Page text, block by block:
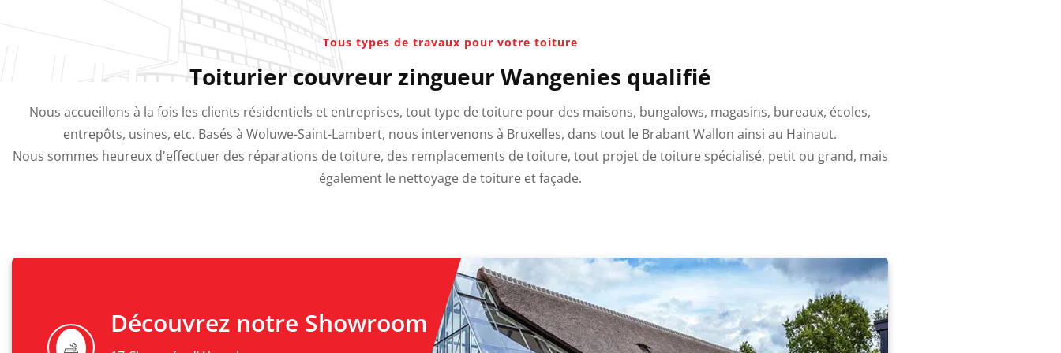
Tous types de travaux pour votre toiture
Toiturier couvreur zingueur Wangenies qualifié
Nous accueillons à la fois les clients résidentiels et entreprises, tout type de toiture pour des maisons, bungalows, magasins, bureaux, écoles,
entrepôts, usines, etc. Basés à Woluwe-Saint-Lambert, nous intervenons à Bruxelles, dans tout le Brabant Wallon ainsi au Hainaut.
Nous sommes heureux d'effectuer des réparations de toiture, des remplacements de toiture, tout projet de toiture spécialisé, petit ou grand, mais
également le nettoyage de toiture et façade.
Découvrez notre Showroom